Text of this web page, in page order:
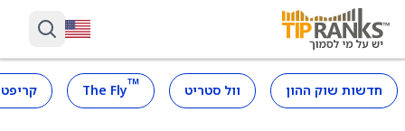
חדשות שוק ההון וול סטריט ™
The Fly